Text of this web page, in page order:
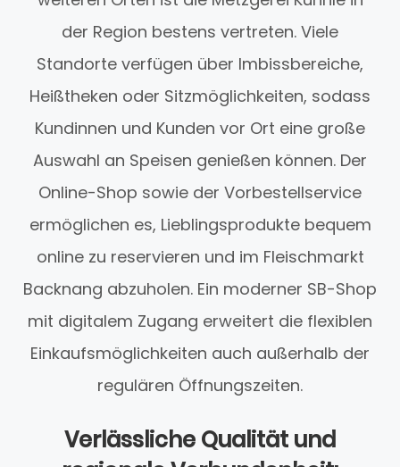
der Region bestens vertreten. Viele
Standorte verfügen über Imbissbereiche,
Heißtheken oder Sitzmöglichkeiten, sodass
Kundinnen und Kunden vor Ort eine große
Auswahl an Speisen genießen können. Der
Online-Shop sowie der Vorbestellservice
ermöglichen es, Lieblingsprodukte bequem
online zu reservieren und im Fleischmarkt
Backnang abzuholen. Ein moderner SB-Shop
mit digitalem Zugang erweitert die flexiblen
Einkaufsmöglichkeiten auch außerhalb der
regulären Öffnungszeiten.
Verlässliche Qualität und